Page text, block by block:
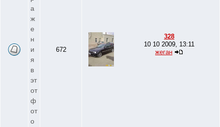
а
ж
е
н
и
я
в
эт
от
ф
от
о
672
328
10 10 2009, 13:11
жеган